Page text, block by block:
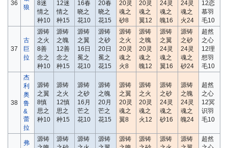
36
狼
8迷
情之
种10
12迷
情之
种15
16春
晓之
花10
20春
晓之
花15
20灵
魂之
砂8
20灵
魂之
翼12
24灵
魂之
魄16
24灵
魂之
火24
12恋
慕羽
毛10
37
古
巨
拉
源铸
之火
8善
念之
种10
源铸
之魄
12善
念之
种15
源铸
之翼
16日
冕之
花10
源铸
之砂
20日
冕之
花15
源铸
之火
20灵
魂之
火8
源铸
之魄
20灵
魂之
魄12
源铸
之翼
24灵
魂之
翼16
源铸
之砂
24灵
魂之
砂24
超然
之心
12理
想羽
毛10
38
杰
利
奥
鲁
&
蕾
拉
源铸
之翼
8慎
思之
种10
源铸
之火
12慎
思之
种15
源铸
之砂
16月
芒之
花10
源铸
之魄
20月
芒之
花15
源铸
之翼
20灵
魂之
翼8
源铸
之火
20灵
魂之
火12
源铸
之砂
24灵
魂之
砂16
源铸
之魄
24灵
魂之
魄24
超然
之心
12冥
识羽
毛10
弗
源铸
源铸
源铸
源铸
源铸
源铸
源铸
源铸
超然